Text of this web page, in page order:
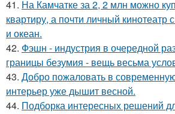
41. На Камчатке за 2, 2 млн можно
квартиру, а почти личный кинотеатр
и океан.
42. Фэшн - индустрия в очередной
границы безумия - вещь весьма
43. Добро пожаловать в
интерьер уже дышит весной.
44. Подборка интересных решений